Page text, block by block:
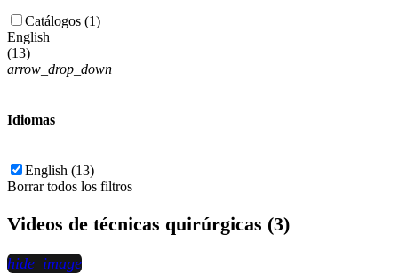
Catálogos (1)
English
(13)
arrow_drop_down
Idiomas
English (13)
Borrar todos los filtros
Videos de técnicas quirúrgicas (3)
hide_image